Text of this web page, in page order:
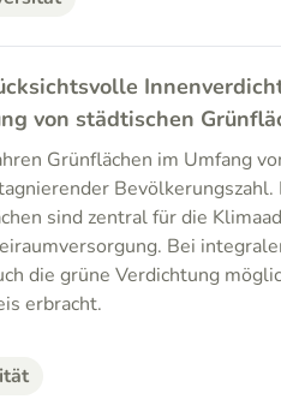
von städtischen
Grünflächen im Umfang
Bevölkerungszahl.
sind zentral für die
Bei
die grüne Verdichtung
erbracht.